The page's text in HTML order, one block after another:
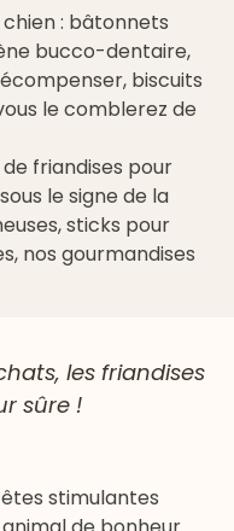
: bâtonnets
bucco-dentaire,
biscuits
le comblerez de
friandises pour
le signe de la
,sticks pour
, nos gourmandises
les friandises
sûre !
stimulantes